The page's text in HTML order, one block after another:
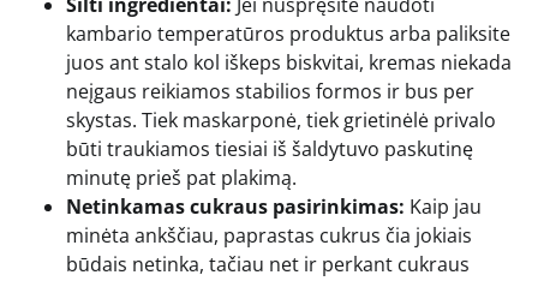
kambario temperatūros produktus arba paliksite
juos ant stalo kol iškeps biskvitai, kremas niekada
neįgaus reikiamos stabilios formos ir bus per
skystas. Tiek maskarponė, tiek grietinėlė privalo
būti traukiamos tiesiai iš šaldytuvo paskutinę
minutę prieš pat plakimą.
Netinkamas cukraus pasirinkimas: Kaip jau
minėta ankščiau, paprastas cukrus čia jokiais
būdais netinka, tačiau net ir perkant cukraus